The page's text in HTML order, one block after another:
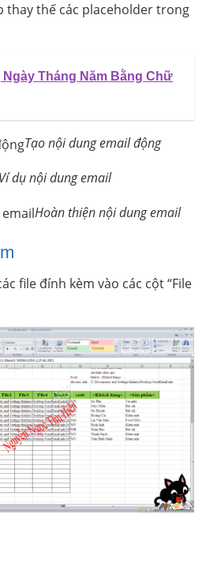
thay thế các placeholder trong
Ngày Tháng Năm Bằng Chữ
Tạo nội dung email động
Ví dụ nội dung email
Hoàn thiện nội dung email
file đính kèm vào các cột “File